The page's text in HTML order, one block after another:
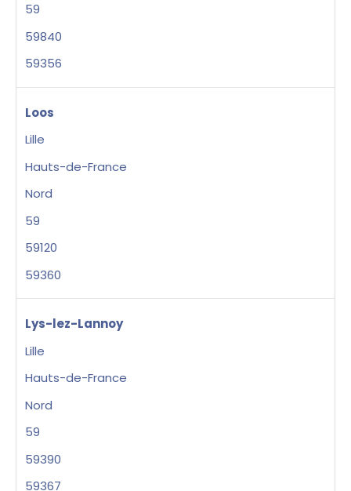
59
59840
59356
Loos
Lille
Hauts-de-France
Nord
59
59120
59360
Lys-lez-Lannoy
Lille
Hauts-de-France
Nord
59
59390
59367